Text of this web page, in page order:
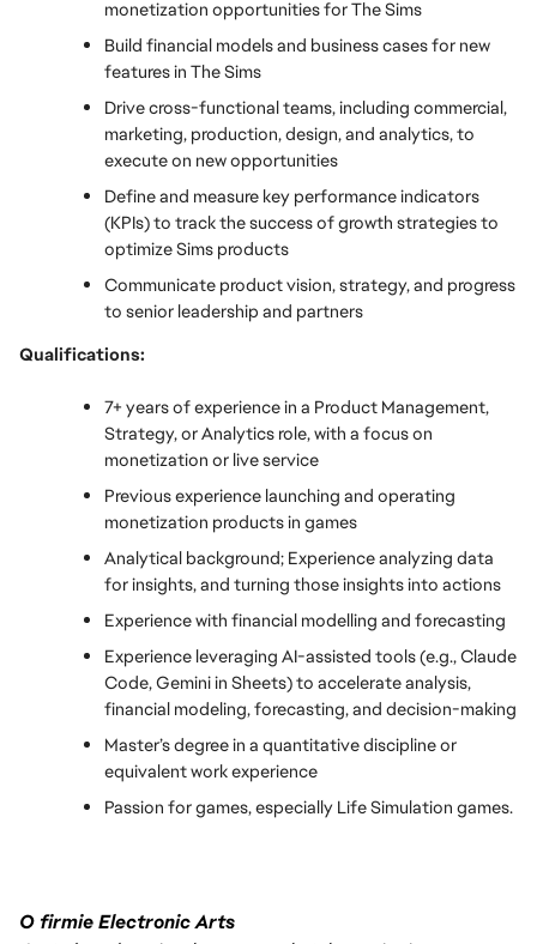
monetization opportunities for The Sims
Build financial models and business cases for new
features in The Sims
Drive cross-functional teams, including commercial,
marketing, production, design, and analytics, to
execute on new opportunities
Define and measure key performance indicators
(KPIs) to track the success of growth strategies to
optimize Sims products
Communicate product vision, strategy, and progress
to senior leadership and partners
Qualifications:
7+ years of experience in a Product Management,
Strategy, or Analytics role, with a focus on
monetization or live service
Previous experience launching and operating
monetization products in games
Analytical background; Experience analyzing data
for insights, and turning those insights into actions
Experience with financial modelling and forecasting
Experience leveraging AI-assisted tools (e.g., Claude
Code, Gemini in Sheets) to accelerate analysis,
financial modeling, forecasting, and decision-making
Master’s degree in a quantitative discipline or
equivalent work experience
Passion for games, especially Life Simulation games.
O firmie Electronic Arts